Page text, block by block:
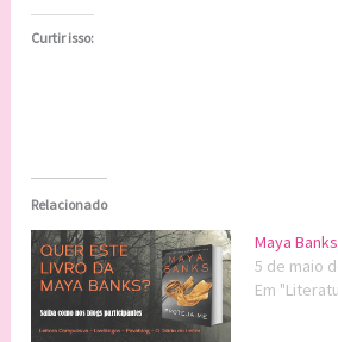
Curtir isso:
Relacionado
Maya
5 de maio
Em